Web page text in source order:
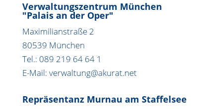
Verwaltungszentrum München
"Palais an der Oper"
Maximilianstraße 2
80539 München
Tel.: 089 219 64 64 1
E-Mail: verwaltung@akurat.net
Repräsentanz Murnau am Staffelsee